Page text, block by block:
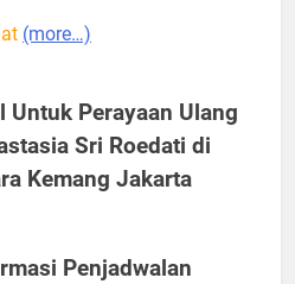
(more…)
Untuk Perayaan Ulang
Sri Roedati di
Kemang Jakarta
Penjadwalan